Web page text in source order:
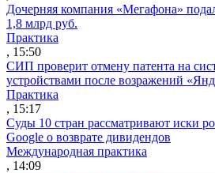
Дочерняя компания «Мегафона»
1,8 млрд руб.
Практика
, 15:50
СИП проверит отмену патента на
устройствами после возражений
Практика
, 15:17
Суды 10 стран рассматривают иски
Google о возврате дивидендов
Международная практика
, 14:09